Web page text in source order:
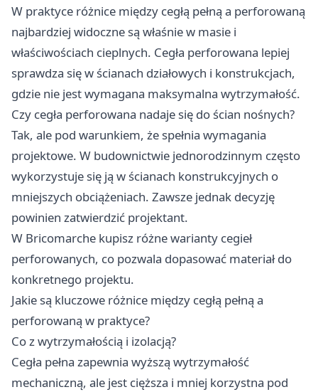
W praktyce różnice między cegłą pełną a perforowaną
najbardziej widoczne są właśnie w masie i
właściwościach cieplnych. Cegła perforowana lepiej
sprawdza się w ścianach działowych i konstrukcjach,
gdzie nie jest wymagana maksymalna wytrzymałość.
Czy cegła perforowana nadaje się do ścian nośnych?
Tak, ale pod warunkiem, że spełnia wymagania
projektowe. W budownictwie jednorodzinnym często
wykorzystuje się ją w ścianach konstrukcyjnych o
mniejszych obciążeniach. Zawsze jednak decyzję
powinien zatwierdzić projektant.
W Bricomarche kupisz różne warianty cegieł
perforowanych, co pozwala dopasować materiał do
konkretnego projektu.
Jakie są kluczowe różnice między cegłą pełną a
perforowaną w praktyce?
Co z wytrzymałością i izolacją?
Cegła pełna zapewnia wyższą wytrzymałość
mechaniczną, ale jest cięższa i mniej korzystna pod